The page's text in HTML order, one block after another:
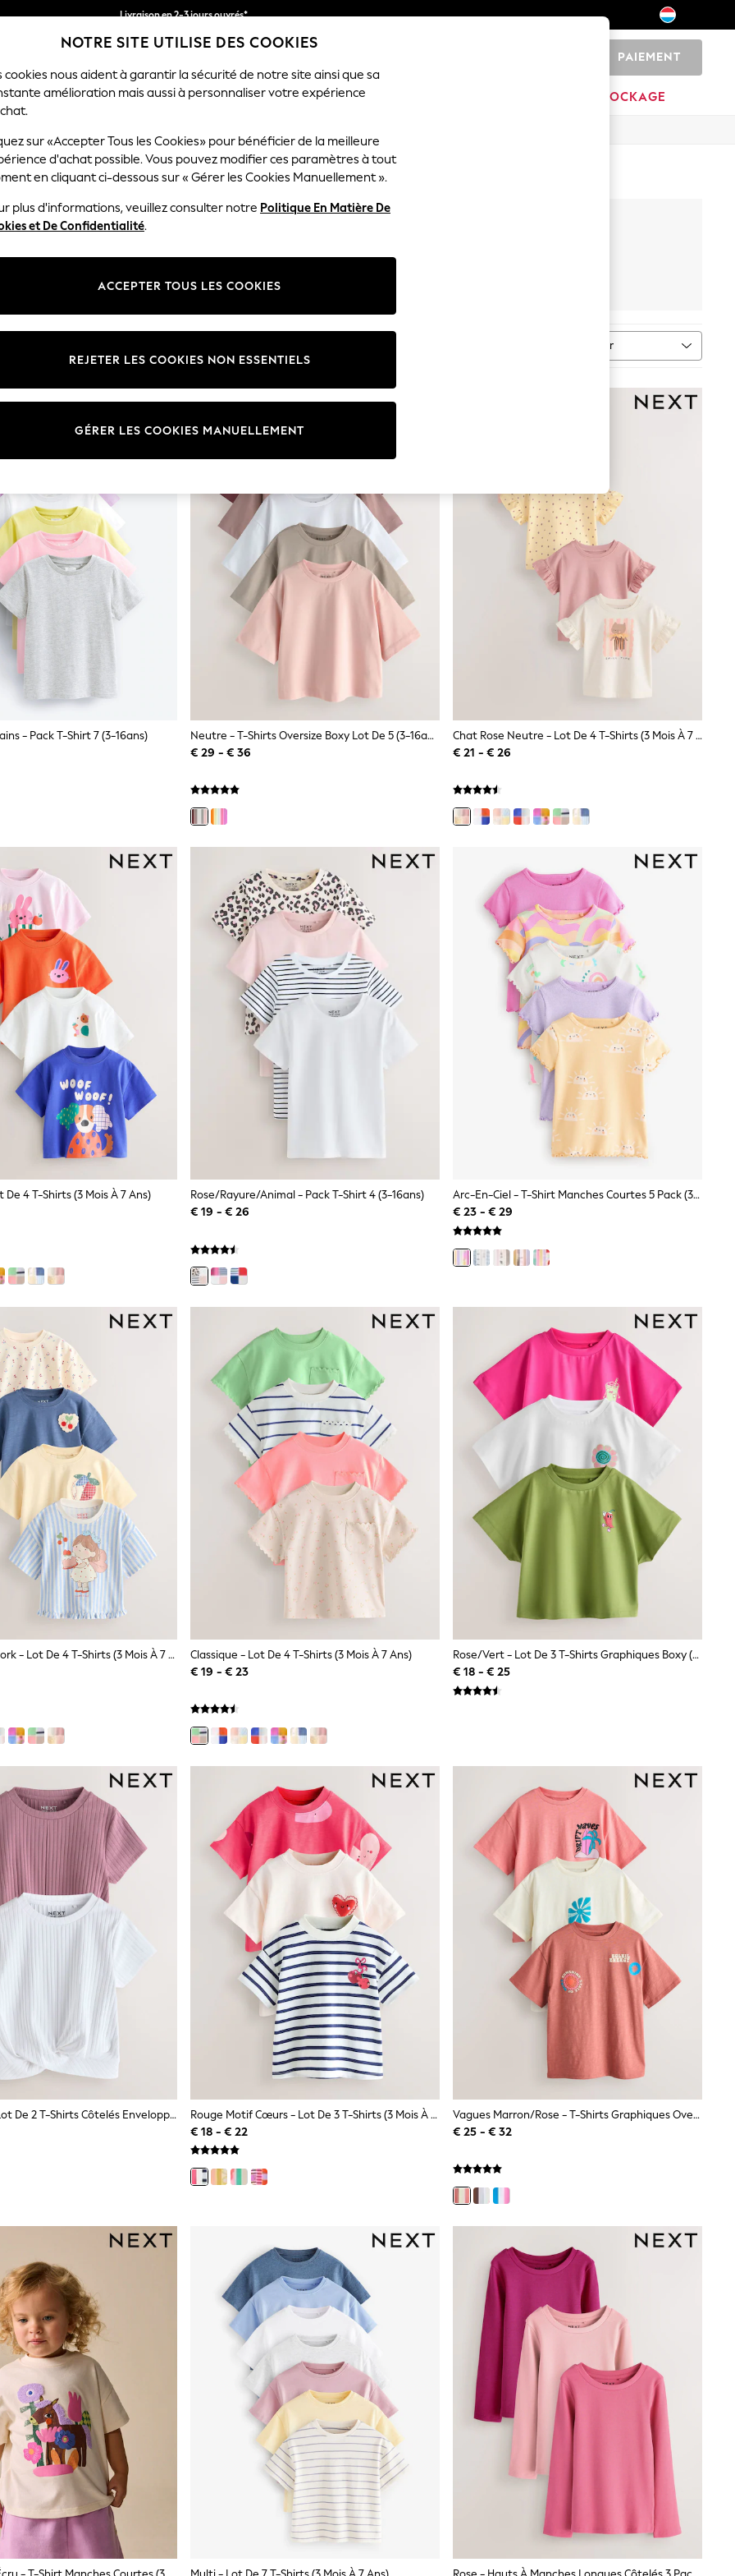
Livraison en 2-3 jours ouvrés*
Retours faciles*
PAIEMENT
FEMME HOMME MAISON DÉSTOCKAGE
T-SHIRTS FILL(1725)
courtes
longues
Trier
- Pack T-Shirt 7 (3-16ans)
Neutre - T-Shirts Oversize Boxy Lot De 5 (3-16ans)
€ 29 - € 36
Chat Rose Neutre - Lot De 4 T-Shirts (3 Mois À 7 Ans)
€ 21 - € 26
4 T-Shirts (3 Mois À 7 Ans)
Rose/rayure/Animal - Pack T-Shirt 4 (3-16ans)
€ 19 - € 26
Arc-En-Ciel - T-Shirt Manches Courtes 5 Pack (3mois-7ans)
€ 23 - € 29
Fraise Patchwork - Lot De 4 T-Shirts (3 Mois À 7 Ans)
Classique - Lot De 4 T-Shirts (3 Mois À 7 Ans)
€ 19 - € 23
Rose/Vert - Lot De 3 T-Shirts Graphiques Boxy (3-16ans)
€ 18 - € 25
Rose/Blanc - Lot De 2 T-Shirts Côtelés Enveloppants Sur Le Devant (3-16ans)
Rouge Motif Cœurs - Lot De 3 T-Shirts (3 Mois À 7 Ans)
€ 18 - € 22
Vagues Marron/rose - T-Shirts Graphiques Oversize Lot De 3 (3-16ans)
€ 25 - € 32
NOTRE SITE UTILISE DES COOKIES
cookies nous aident à garantir la sécurité de notre site ainsi que sa
amélioration mais aussi à personnaliser votre expérience
sur «Accepter Tous les Cookies» pour bénéficier de la meilleure
d'achat possible. Vous pouvez modifier ces paramètres à tout
en cliquant ci-dessous sur « Gérer les Cookies Manuellement ».
plus d'informations, veuillez consulter notre Politique En Matière De
et De Confidentialité.
ACCEPTER TOUS LES COOKIES
GÉRER LES COOKIES MANUELLEMENT
REJETER LES COOKIES NON ESSENTIELS